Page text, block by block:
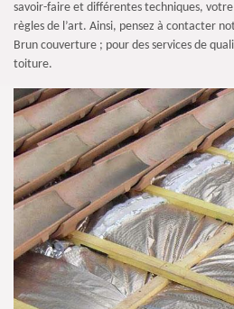
savoir-faire et différentes techniques,
règles de l’art. Ainsi, pensez à contacter
Brun couverture ; pour des services de
toiture.